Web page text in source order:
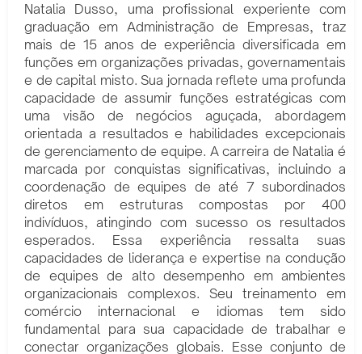
Natalia Dusso, uma profissional experiente com
graduação em Administração de Empresas, traz
mais de 15 anos de experiência diversificada em
funções em organizações privadas, governamentais
e de capital misto. Sua jornada reflete uma profunda
capacidade de assumir funções estratégicas com
uma visão de negócios aguçada, abordagem
orientada a resultados e habilidades excepcionais
de gerenciamento de equipe. A carreira de Natalia é
marcada por conquistas significativas, incluindo a
coordenação de equipes de até 7 subordinados
diretos em estruturas compostas por 400
indivíduos, atingindo com sucesso os resultados
esperados. Essa experiência ressalta suas
capacidades de liderança e expertise na condução
de equipes de alto desempenho em ambientes
organizacionais complexos. Seu treinamento em
comércio internacional e idiomas tem sido
fundamental para sua capacidade de trabalhar e
conectar organizações globais. Esse conjunto de